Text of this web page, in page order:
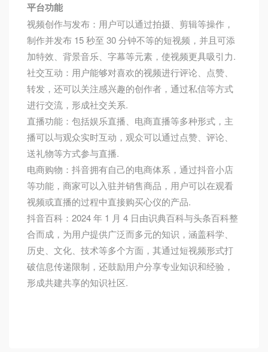
平台功能
视频创作与发布：用户可以通过拍摄、剪辑等操作，
制作并发布 15 秒至 30 分钟不等的短视频，并且可添
加特效、背景音乐、字幕等元素，使视频更具吸引力.
社交互动：用户能够对喜欢的视频进行评论、点赞、
转发，还可以关注感兴趣的创作者，通过私信等方式
进行交流，形成社交关系.
直播功能：包括娱乐直播、电商直播等多种形式，主
播可以与观众实时互动，观众可以通过点赞、评论、
送礼物等方式参与直播.
电商购物：抖音拥有自己的电商体系，通过抖音小店
等功能，商家可以入驻并销售商品，用户可以在观看
视频或直播的过程中直接购买心仪的产品.
抖音百科：2024 年 1 月 4 日由识典百科与头条百科整
合而成，为用户提供广泛而多元的知识，涵盖科学、
历史、文化、技术等多个方面，其通过短视频形式打
破信息传递限制，还鼓励用户分享专业知识和经验，
形成共建共享的知识社区.